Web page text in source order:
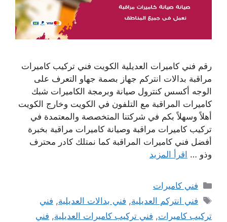
رقم فني كاميرات العديلية الكويت فني تركيب كاميرات
مراقبة بدالات انتركم جهاز بصمة جهاو التعرف على
الوجه أكسس كنترول صيانة وبرمجة الكاميرات شبك
كاميرات المراقبة مع التلفون في الكويت وخارج الكويت
أهلاً وسهلاً بكم في شركتنا المتخصصة والمعتمدة في
تركيب كاميرات مراقبة وصيانة كاميرات مراقبة بخبرة
أفضل فني كاميرات المراقبة كما نمتلك كادر محترف
وذو … اقرأ المزيد
التصنيفات
فني كاميرات
الوسوم
فني انتركم العديلية, فني بدالات العديلية, فني
تركيب كاميرات, فني تركيب كاميرات العديلية, فني